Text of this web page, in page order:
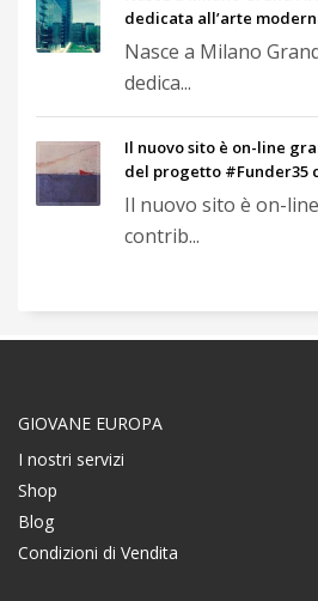
dedicata all’arte
Nasce a Milano
dedica...
Il nuovo sito è on-line
del progetto #Funder35
Il nuovo sito è on-
contrib...
GIOVANE EUROPA
I nostri servizi
Shop
Blog
Condizioni di Vendita